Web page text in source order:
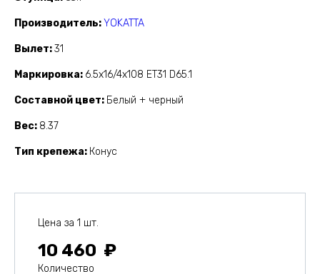
Производитель YOKATTA
Вылет 31
Маркировка 6.5x16/4x108 ET31 D65.1
Составной цвет Белый + черный
Вес 8.37
Тип крепежа Конус
Цена за 1 шт.
10 460
Количество